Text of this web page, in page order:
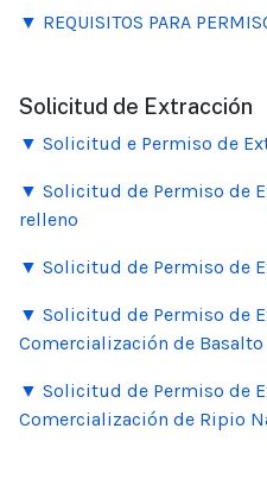
▼ REQUISITOS PARA
Solicitud de Extracción
▼ Solicitud e Permiso de
▼ Solicitud de Permiso de
relleno
▼ Solicitud de Permiso de
▼ Solicitud de Permiso de
Comercialización de Basalto
▼ Solicitud de Permiso de
Comercialización de Ripio